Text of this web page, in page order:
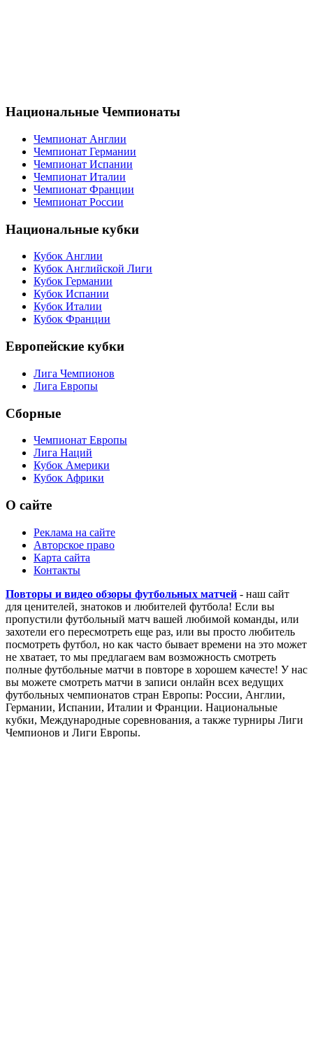
Национальные Чемпионаты
Чемпионат Англии
Чемпионат Германии
Чемпионат Испании
Чемпионат Италии
Чемпионат Франции
Чемпионат России
Национальные кубки
Кубок Англии
Кубок Английской Лиги
Кубок Германии
Кубок Испании
Кубок Италии
Кубок Франции
Европейские кубки
Лига Чемпионов
Лига Европы
Сборные
Чемпионат Европы
Лига Наций
Кубок Америки
Кубок Африки
О сайте
Реклама на сайте
Авторское право
Карта сайта
Контакты
Повторы и видео обзоры футбольных матчей - наш сайт
для ценителей, знатоков и любителей футбола! Если вы
пропустили футбольный матч вашей любимой команды, или
захотели его пересмотреть еще раз, или вы просто любитель
посмотреть футбол, но как часто бывает времени на это может
не хватает, то мы предлагаем вам возможность смотреть
полные футбольные матчи в повторе в хорошем качесте! У нас
вы можете смотреть матчи в записи онлайн всех ведущих
футбольных чемпионатов стран Европы: России, Англии,
Германии, Испании, Италии и Франции. Национальные
кубки, Международные соревнования, а также турниры Лиги
Чемпионов и Лиги Европы.